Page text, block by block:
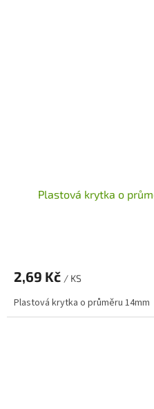
Plastová krytka o
2,69 Kč / KS
Plastová krytka o průměru 14mm